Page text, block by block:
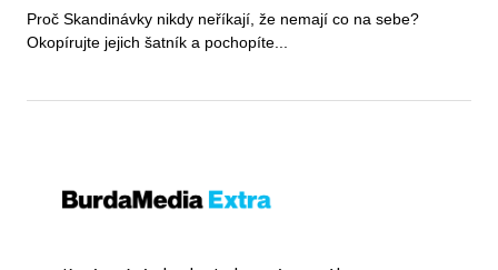
Proč Skandinávky nikdy neříkají, že nemají co na sebe?
Okopírujte jejich šatník a pochopíte...